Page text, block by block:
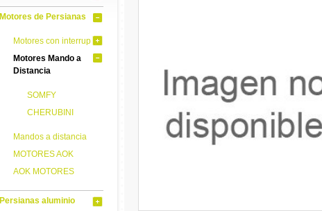
Motores de Persianas
Motores con interruptor
Motores Mando a
Distancia
SOMFY
CHERUBINI
Mandos a distancia
MOTORES AOK
AOK MOTORES
Persianas aluminio